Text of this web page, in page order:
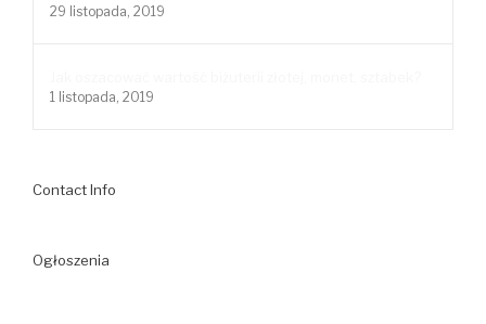
29 listopada, 2019
1 listopada, 2019
Contact Info
Ogłoszenia